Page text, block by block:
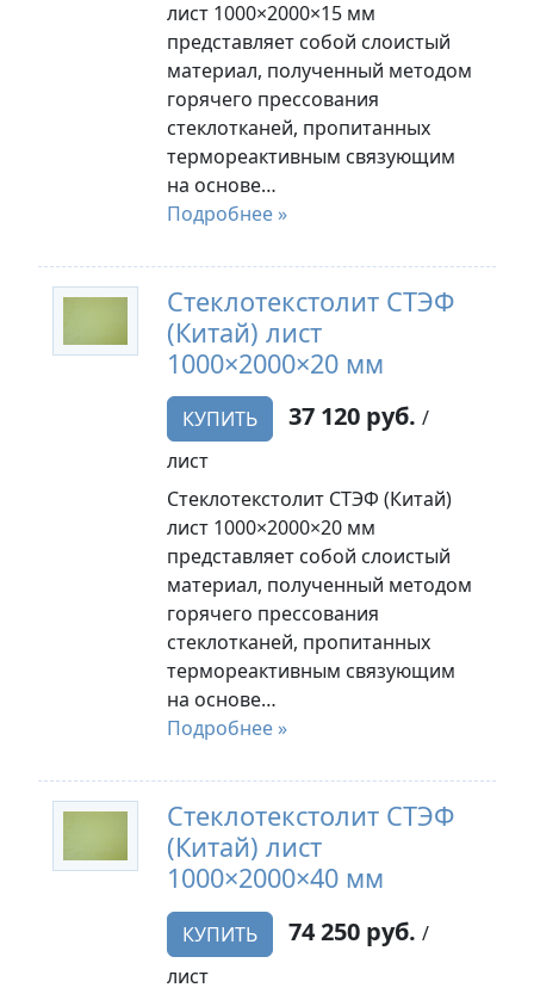
лист 1000×2000×15 мм
представляет собой слоистый
материал, полученный методом
горячего прессования
стеклотканей, пропитанных
термореактивным связующим
на основе…
Подробнее »
Стеклотекстолит СТЭФ
(Китай) лист
1000×2000×20 мм
КУПИТЬ 37 120 руб. /
лист
Стеклотекстолит СТЭФ (Китай)
лист 1000×2000×20 мм
представляет собой слоистый
материал, полученный методом
горячего прессования
стеклотканей, пропитанных
термореактивным связующим
на основе…
Подробнее »
Стеклотекстолит СТЭФ
(Китай) лист
1000×2000×40 мм
КУПИТЬ 74 250 руб. /
лист